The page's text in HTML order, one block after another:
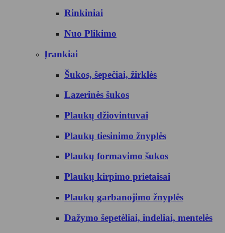
Rinkiniai
Nuo Plikimo
Įrankiai
Šukos, šepečiai, žirklės
Lazerinės šukos
Plaukų džiovintuvai
Plaukų tiesinimo žnyplės
Plaukų formavimo šukos
Plaukų kirpimo prietaisai
Plaukų garbanojimo žnyplės
Dažymo šepetėliai, indeliai, mentelės